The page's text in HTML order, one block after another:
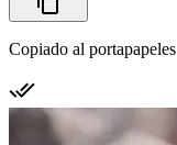
Copiado al portapapeles